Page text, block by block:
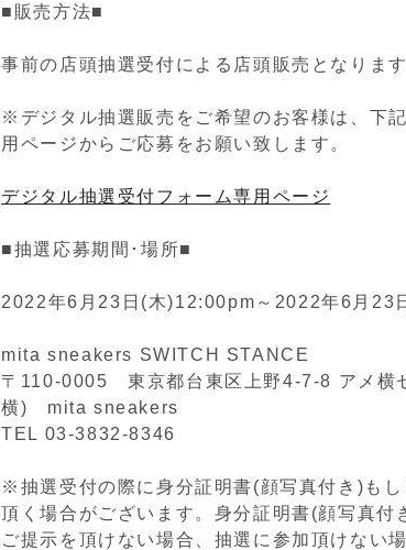
■販売方法■
事前の店頭抽選受付による店頭販売となります
※デジタル抽選販売をご希望のお客様は、下
用ページからご応募をお願い致します。
デジタル抽選受付フォーム専用ページ
■抽選応募期間･場所■
2022年6 月 23 日 (木)12:00pm ～ 2022年6 月 23
mita sneakers SWITCH STANCE
〒110-0005 東京都台東区上野4-7-8 アメ横
横) mita sneakers
TEL 03-3832-8346
※抽選受付の際に身分証明書(顔写真付き)も
頂く場合がございます。身分証明書(顔写真
ご提示を頂けない場合、抽選に参加頂けない